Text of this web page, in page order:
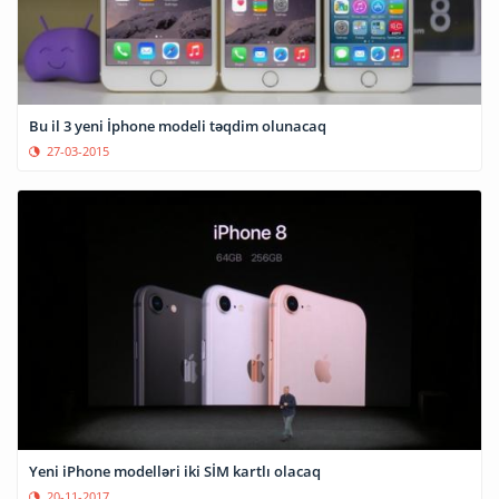
Bu il 3 yeni İphone modeli təqdim olunacaq
27-03-2015
Yeni iPhone modelləri iki SİM kartlı olacaq